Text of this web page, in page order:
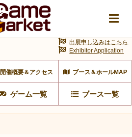
開催概要＆アクセス ブース＆ホールMAP
ゲーム一覧 ブース一覧
出展申し込みはこちら
Exhibitor Application